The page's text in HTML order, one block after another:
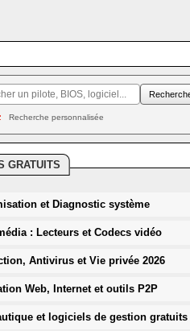
Recherche personnalisée
GRATUITS
et Diagnostic système
: Lecteurs et Codecs vidéo
Antivirus et Vie privée 2026
Web, Internet et outils P2P
et logiciels de gestion gratuits